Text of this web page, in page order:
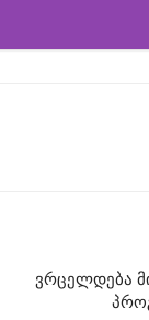
ვრცელდება